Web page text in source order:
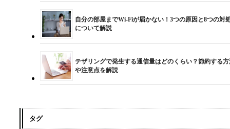
自分の部屋までWi-Fiが届かない！3つの原因と8つの対
について解説
テザリングで発生する通信量はどのくらい？節約する
や注意点を解説
タグ